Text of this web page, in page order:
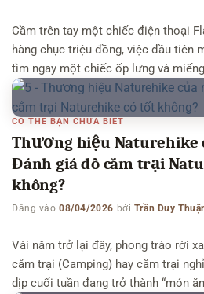
Cầm trên tay một chiếc điện thoại
hàng chục triệu đồng, việc đầu tiên
tìm ngay một chiếc ốp lưng và
xịn để bảo vệ “dế yêu”. Dạo một
nghệ hay các […]
CÓ THỂ BẠN CHƯA BIẾT
Thương hiệu Naturehike
Đánh giá đồ cắm trại
không?
Đăng vào08/04/2026 bởi Trần Duy
Vài năm trở lại đây, phong trào rời
cắm trại (Camping) hay cắm trại
dịp cuối tuần đang trở thành “món